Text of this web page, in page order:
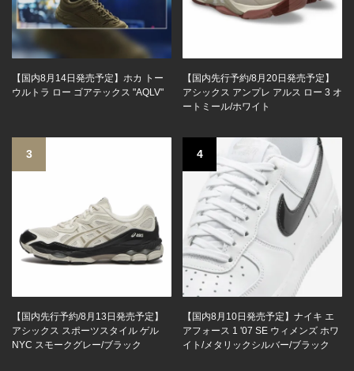
【国内8月14日発売予定】ホカ トー
ウルトラ ロー ゴアテックス "AQLV"
【国内先行予約/8月20日発売予定】
アシックス アンプレ アルス ロー 3 オ
ートミール/ホワイト
3
【国内先行予約/8月13日発売予定】
アシックス スポーツスタイル ゲル
NYC スモークグレー/ブラック
4
【国内8月10日発売予定】ナイキ エ
アフォース 1 '07 SE ウィメンズ ホワ
イト/メタリックシルバー/ブラック